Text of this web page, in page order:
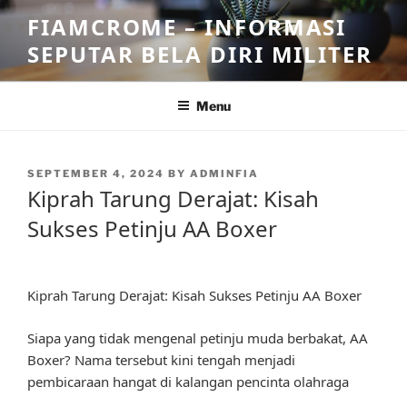
Skip
content
FIAMCROME – INFORMASI
SEPUTAR BELA DIRI MILITER
Menu
POSTED
ON
SEPTEMBER 4, 2024 BY ADMINFIA
Kiprah Tarung Derajat: Kisah
Sukses Petinju AA Boxer
Kiprah Tarung Derajat: Kisah Sukses Petinju AA Boxer
Siapa yang tidak mengenal petinju muda berbakat, AA
Boxer? Nama tersebut kini tengah menjadi
pembicaraan hangat di kalangan pencinta olahraga